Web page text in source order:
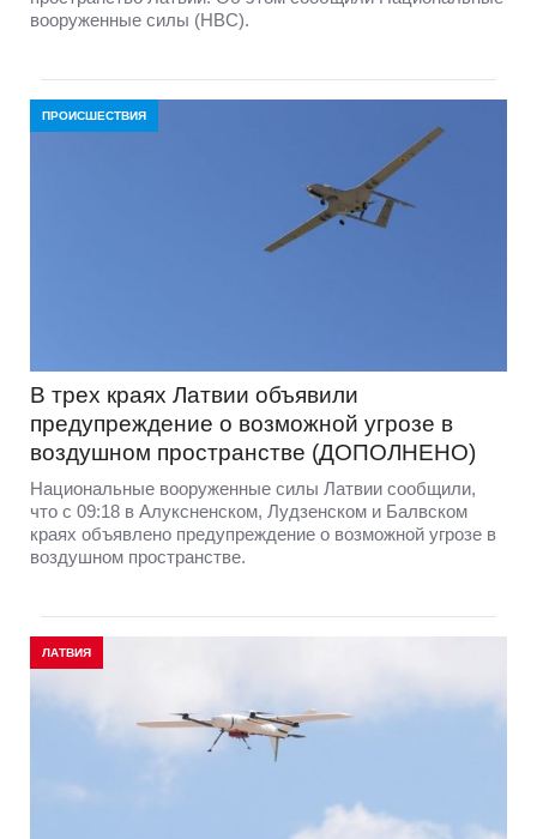
вооруженные силы (НВС).
ПРОИСШЕСТВИЯ
В трех краях Латвии объявили
предупреждение о возможной угрозе в
воздушном пространстве (ДОПОЛНЕНО)
Национальные вооруженные силы Латвии сообщили,
что с 09:18 в Алуксненском, Лудзенском и Балвском
краях объявлено предупреждение о возможной угрозе в
воздушном пространстве.
ЛАТВИЯ